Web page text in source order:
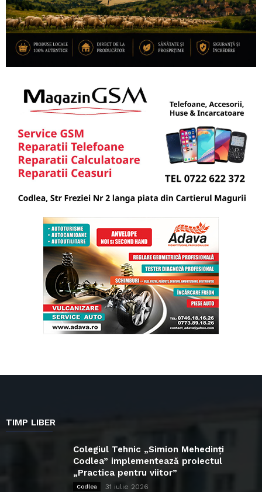
TIMP LIBER
Colegiul Tehnic „Simion Mehedinți
Codlea” implementează proiectul
„Practica pentru viitor”
Codlea 31 iulie 2026